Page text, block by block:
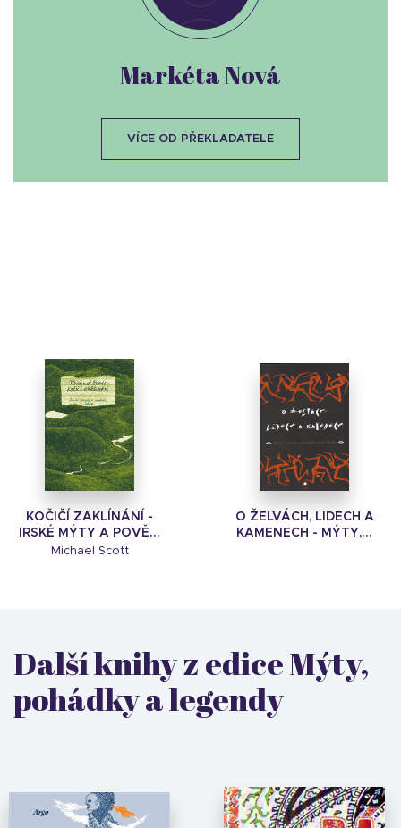
KOČIČÍ ZAKLÍNÁNÍ -
IRSKÉ MÝTY A POVĚ...
Michael Scott
O ŽELVÁCH, LIDECH A
KAMENECH - MÝTY,...
Markéta Nová
VÍCE OD PŘEKLADATELE
Další knihy z edice Mýty,
pohádky a legendy